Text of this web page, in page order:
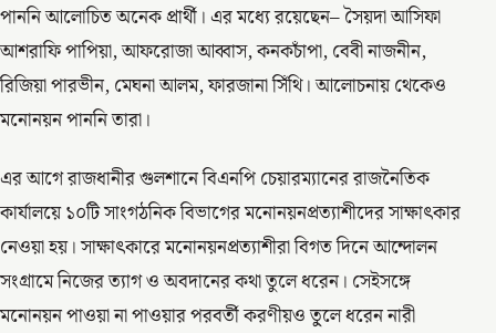
পাননি আলোচিত অনেক প্রার্থী। এর মধ্যে রয়েছেন– সৈয়দা আসিফা
আশরাফি পাপিয়া, আফরোজা আব্বাস, কনকচাঁপা, বেবী নাজনীন,
রিজিয়া পারভীন, মেঘনা আলম, ফারজানা সিঁথি। আলোচনায় থেকেও
মনোনয়ন পাননি তারা।
এর আগে রাজধানীর গুলশানে বিএনপি চেয়ারম্যানের রাজনৈতিক
কার্যালয়ে ১০টি সাংগঠনিক বিভাগের মনোনয়নপ্রত্যাশীদের সাক্ষাৎকার
নেওয়া হয়। সাক্ষাৎকারে মনোনয়নপ্রত্যাশীরা বিগত দিনে আন্দোলন
সংগ্রামে নিজের ত্যাগ ও অবদানের কথা তুলে ধরেন। সেইসঙ্গে
মনোনয়ন পাওয়া না পাওয়ার পরবর্তী করণীয়ও তু্লে ধরেন নারী